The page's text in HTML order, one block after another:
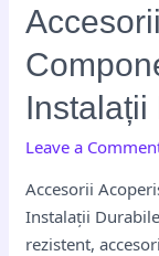
Instalații
Leave a
Accesorii
Instalații
rezistent,
Accesorii
Acoperiș
Bilka:
Componente
Esențiale
pentru
Instalații
Durabile